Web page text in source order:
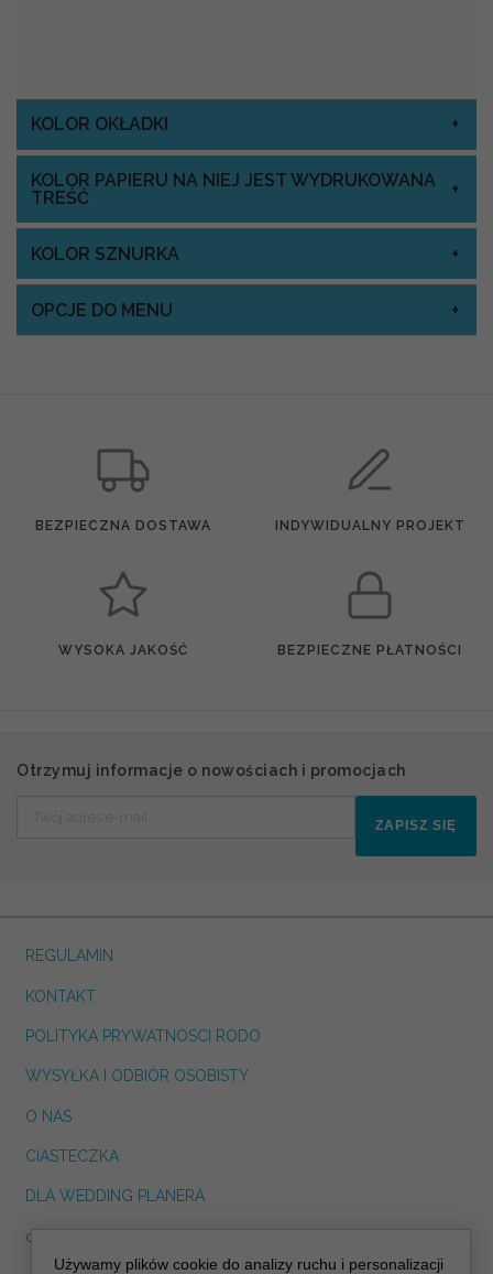
KOLOR OKŁADKI
KOLOR PAPIERU NA NIEJ JEST WYDRUKOWANA
TREŚĆ
KOLOR SZNURKA
OPCJE DO MENU
BEZPIECZNA DOSTAWA INDYWIDUALNY PROJEKT
WYSOKA JAKOŚĆ BEZPIECZNE PŁATNOŚCI
Otrzymuj informacje o nowościach i promocjach
ZAPISZ SIĘ
REGULAMIN
KONTAKT
POLITYKA PRYWATNOSCI RODO
WYSYŁKA I ODBIÓR OSOBISTY
O NAS
CIASTECZKA
DLA WEDDING PLANERA
dreskot.com
info@decoris.pl
Używamy plików cookie do analizy ruchu i personalizacji